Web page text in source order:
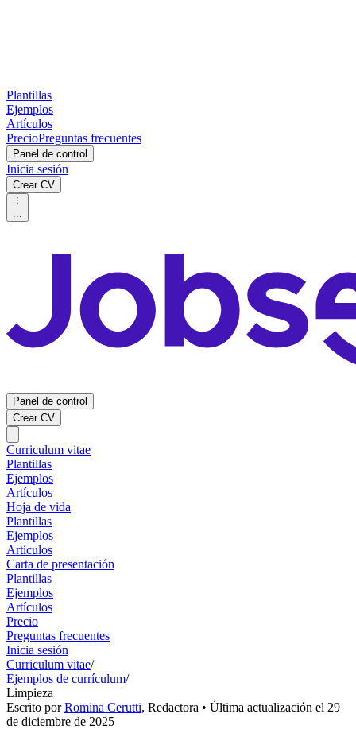
Plantillas
Ejemplos
Artículos
PrecioPreguntas frecuentes
Panel de control
Inicia sesión
Crear CV
...
Panel de control
Crear CV
Curriculum vitae
Plantillas
Ejemplos
Artículos
Hoja de vida
Plantillas
Ejemplos
Artículos
Carta de presentación
Plantillas
Ejemplos
Artículos
Precio
Preguntas frecuentes
Inicia sesión
Curriculum vitae/
Ejemplos de currículum/
Limpieza
Escrito porRomina Cerutti, Redactora • Última actualización el 29
de diciembre de 2025